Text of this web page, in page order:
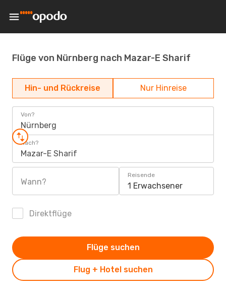
Flüge von Nürnberg nach Mazar-E Sharif
Hin- und Rückreise Nur Hinreise
Von?
Nürnberg
Nach?
Mazar-E Sharif
Wann?
Reisende
1 Erwachsener
Direktflüge
Flug + Hotel suchen
Flüge suchen